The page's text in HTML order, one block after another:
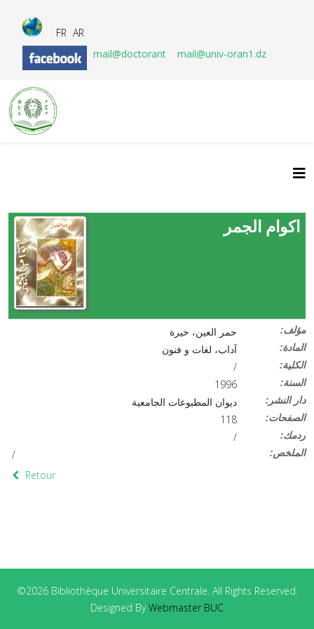
FR AR
mail@doctorant
mail@univ-oran1.dz
اكوام الجمر
:مؤلف
حمر العين، خيرة
:المادة
آداب، لغات و فنون
:الكلية
/
:السنة
1996
:دار النشر
ديوان المطبوعات الجامعية
:الصفحات
118
:ردمك
/
:الملخص
/
Retour
©2026 Bibliothèque Universitaire Centrale. All Rights Reserved.
Designed ByWebmaster BUC